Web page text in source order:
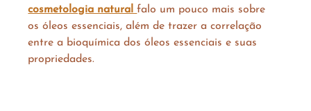
cosmetologia natural falo um pouco mais sobre
os óleos essenciais, além de trazer a correlação
entre a bioquímica dos óleos essenciais e suas
propriedades.